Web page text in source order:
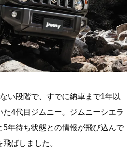
い段階で、すでに納車まで1年以
た4代目ジムニー。ジムニーシエラ
5年待ち状態との情報が飛び込んで
ばしました。